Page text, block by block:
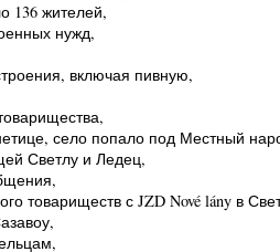
136 жителей,
нужд,
включая пивную,
село попало под Местный
Светлу и Ледец,
товариществ с JZD Nové lány в